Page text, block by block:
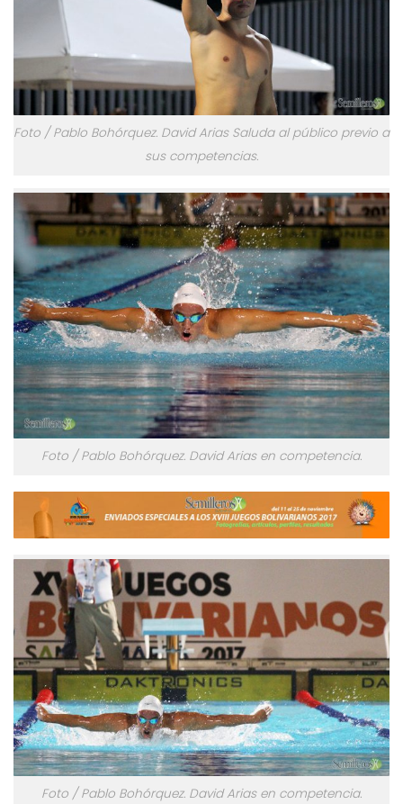
Foto / Pablo Bohórquez. David Arias Saluda al público previo a
sus competencias.
Foto / Pablo Bohórquez. David Arias en competencia.
Foto / Pablo Bohórquez. David Arias en competencia.